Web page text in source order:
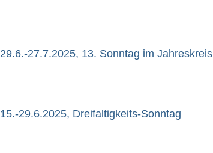
29.6.-27.7.2025, 13. Sonntag im Jahreskreis
15.-29.6.2025, Dreifaltigkeits-Sonntag